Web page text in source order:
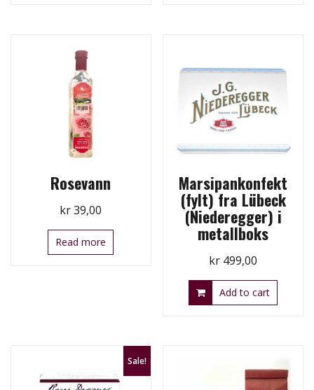
Rosevann
kr39,00
Read more
Marsipankonfekt
(fylt) fra Lübeck
(Niederegger) i
metallboks
kr 499,00
Add to cart
Sale!